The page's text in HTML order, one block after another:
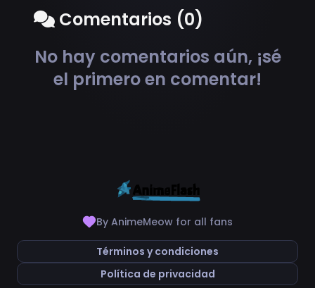
Comentarios (0)
No hay comentarios aún, ¡sé
el primero en comentar!
By AnimeMeow for all fans
Términos y condiciones
Política de privacidad